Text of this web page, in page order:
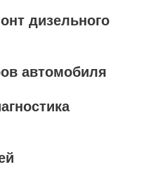
дизельного
автомобиля